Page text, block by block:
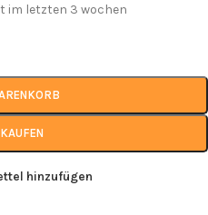
im letzten 3 wochen
hinzufügen